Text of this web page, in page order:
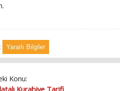
Yararlı Bilgiler
Konu:
Kurabiye Tarifi